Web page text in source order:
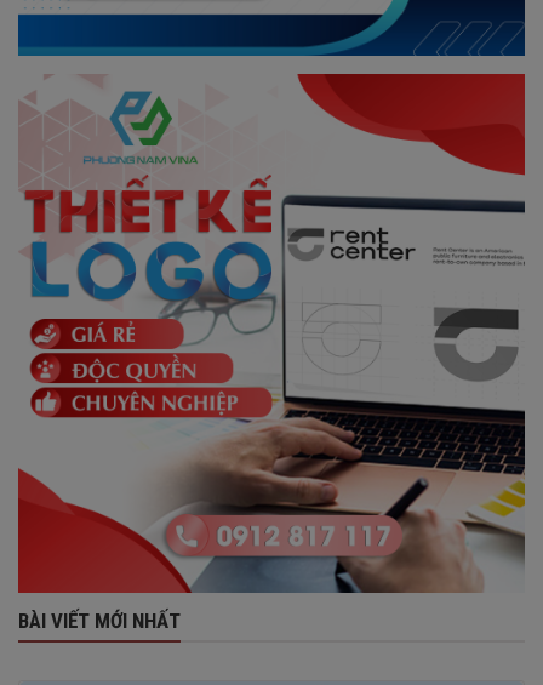
BÀI VIẾT MỚI NHẤT